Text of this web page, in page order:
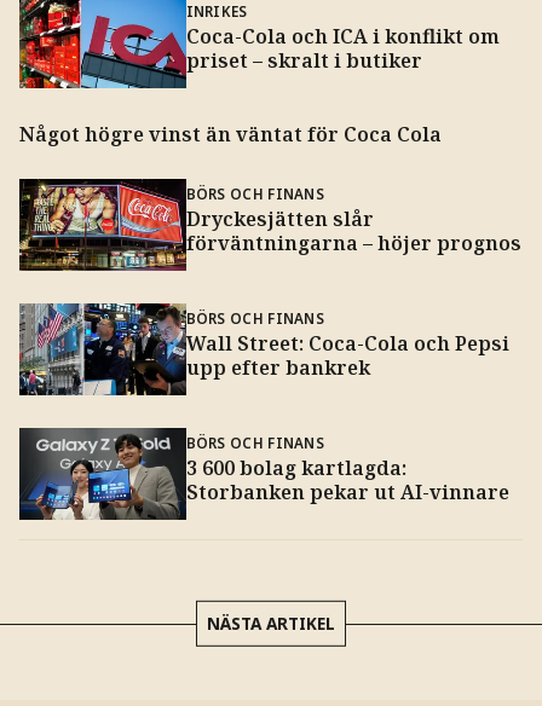
INRIKES
Coca-Cola och ICA i konflikt om
priset – skralt i butiker
Något högre vinst än väntat för Coca Cola
BÖRS OCH FINANS
Dryckesjätten slår
förväntningarna – höjer prognos
BÖRS OCH FINANS
Wall Street: Coca-Cola och Pepsi
upp efter bankrek
BÖRS OCH FINANS
3 600 bolag kartlagda:
Storbanken pekar ut AI-vinnare
NÄSTA ARTIKEL